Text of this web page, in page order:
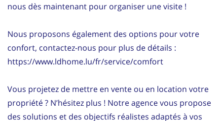
nous dès maintenant pour organiser une visite !
Nous proposons également des options pour votre
confort, contactez-nous pour plus de détails :
https://www.ldhome.lu/fr/service/comfort
Vous projetez de mettre en vente ou en location votre
propriété ? N’hésitez plus ! Notre agence vous propose
des solutions et des objectifs réalistes adaptés à vos